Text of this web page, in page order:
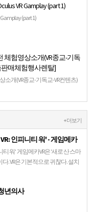
VR Gamplay (part 1)
(part 1)
체험영상소개(VR종교-기독
판매체험행사렌탈]
소개(VR종교-기독교-VR컨텐츠)
]
+ 더보기
인피니티 워' - 게임메카
워' 게임메카VR은 '새로 산 스마
. VR은 기본적으로 귀찮다. 설치
년의사